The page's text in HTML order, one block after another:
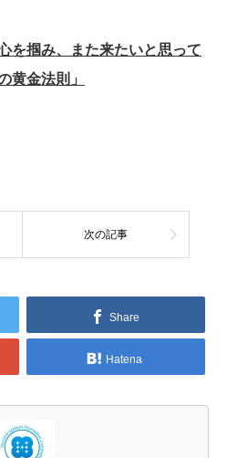
を掴み、また来たいと思って
黄金法則」
次の記事
Share
Hatena